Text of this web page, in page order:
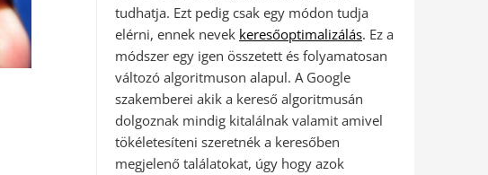
tudhatja. Ezt pedig csak egy módon tudja
elérni, ennek nevek keresőoptimalizálás. Ez a
módszer egy igen összetett és folyamatosan
változó algoritmuson alapul. A Google
szakemberei akik a kereső algoritmusán
dolgoznak mindig kitalálnak valamit amivel
tökéletesíteni szeretnék a keresőben
megjelenő találatokat, úgy hogy azok